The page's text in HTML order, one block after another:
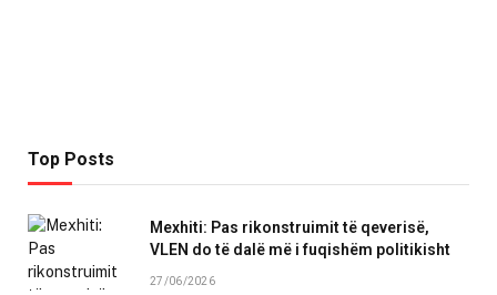
Top Posts
Mexhiti: Pas rikonstruimit të qeverisë,
VLEN do të dalë më i fuqishëm politikisht
27/06/2026